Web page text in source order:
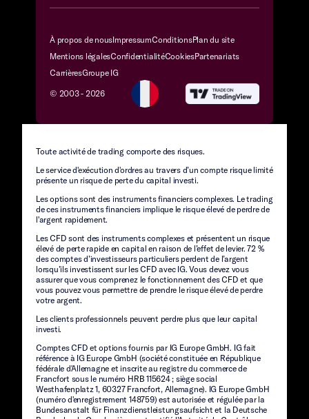
À propos de nousImpressumConditionsPlan du site
Mentions légalesConfidentialitéCookiesPartenariats
CarrièresGroupe IG
© 2003 - 2026
Toute activité de trading comporte des risques.
Le service d'exécution d'ordres au travers d’un compte risque limité
présente un risque de perte du capital investi.
Les options sont des instruments financiers complexes. Le trading
de ces instruments financiers implique le risque élevé de perdre de
l'argent rapidement.
Les CFD sont des instruments complexes et présentent un risque
élevé de perte rapide en capital en raison de l’effet de levier. 72 %
des comptes d’investisseurs particuliers perdent de l’argent
lorsqu’ils investissent sur les CFD avec IG. Vous devez vous
assurer que vous comprenez le fonctionnement des CFD et que
vous pouvez vous permettre de prendre le risque élevé de perdre
votre argent.
Les clients professionnels peuvent perdre plus que leur capital
investi.
Comptes CFD et options fournis par IG Europe GmbH. IG fait
référence à IG Europe GmbH (société constituée en République
fédérale d'Allemagne et inscrite au registre du commerce de
Francfort sous le numéro HRB 115624 ; siège social
Westhafenplatz 1, 60327 Francfort, Allemagne). IG Europe GmbH
(numéro d'enregistrement 148759) est autorisée et régulée par la
Bundesanstalt für Finanzdienstleistungsaufsicht et la Deutsche